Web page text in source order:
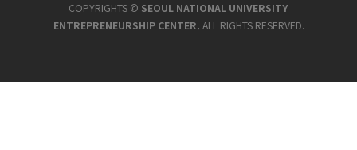
COPYRIGHTS © SEOUL NATIONAL UNIVERSITY
ENTREPRENEURSHIP CENTER. ALL RIGHTS RESERVED.